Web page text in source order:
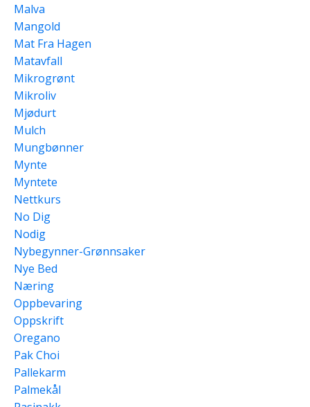
Malva
Mangold
Mat Fra Hagen
Matavfall
Mikrogrønt
Mikroliv
Mjødurt
Mulch
Mungbønner
Mynte
Myntete
Nettkurs
No Dig
Nodig
Nybegynner-Grønnsaker
Nye Bed
Næring
Oppbevaring
Oppskrift
Oregano
Pak Choi
Pallekarm
Palmekål